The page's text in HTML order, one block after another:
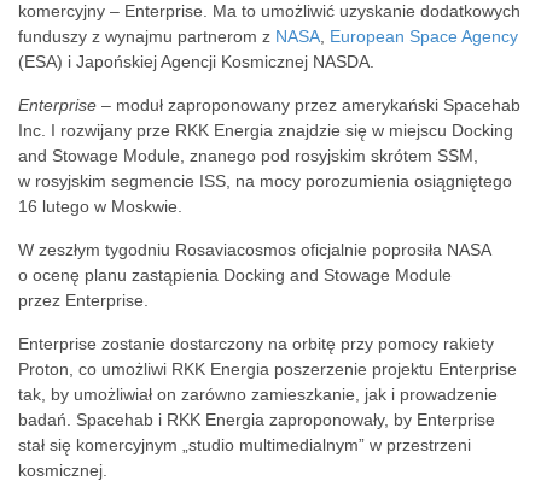
komercyjny – Enterprise. Ma to umożliwić uzyskanie dodatkowych
funduszy z wynajmu partnerom z NASA European Space Agency
(ESA) i Japońskiej Agencji Kosmicznej NASDA.
Enterprise – moduł zaproponowany przez amerykański Spacehab
Inc. I rozwijany prze RKK Energia znajdzie się w miejscu Docking
and Stowage Module, znanego pod rosyjskim skrótem SSM,
w rosyjskim segmencie ISS, na mocy porozumienia osiągniętego
16 lutego w Moskwie.
W zeszłym tygodniu Rosaviacosmos oficjalnie poprosiła NASA
o ocenę planu zastąpienia Docking and Stowage Module
przez Enterprise.
Enterprise zostanie dostarczony na orbitę przy pomocy rakiety
Proton, co umożliwi RKK Energia poszerzenie projektu Enterprise
tak, by umożliwiał on zarówno zamieszkanie, jak i prowadzenie
badań. Spacehab i RKK Energia zaproponowały, by Enterprise
stał się komercyjnym „studio multimedialnym” w przestrzeni
kosmicznej.